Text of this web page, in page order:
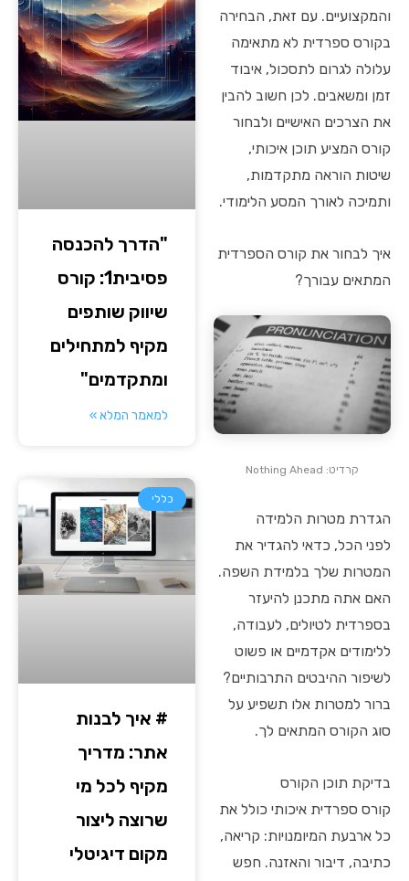
והמקצועיים. עם זאת, הבחירה
בקורס ספרדית לא מתאימה
עלולה לגרום לתסכול, איבוד
זמן ומשאבים. לכן חשוב להבין
את הצרכים האישיים ולבחור
קורס המציע תוכן איכותי,
שיטות הוראה מתקדמות,
ותמיכה לאורך המסע הלימודי.
איך לבחור את קורס הספרדית
המתאים עבורך?
קרדיט: Nothing Ahead
הגדרת מטרות הלמידה
לפני הכל, כדאי להגדיר את
המטרות שלך בלמידת השפה.
האם אתה מתכנן להיעזר
בספרדית לטיולים, לעבודה,
ללימודים אקדמיים או פשוט
לשיפור ההיבטים התרבותיים?
ברור למטרות אלו תשפיע על
סוג הקורס המתאים לך.
בדיקת תוכן הקורס
קורס ספרדית איכותי כולל את
כל ארבעת המיומנויות: קריאה,
כתיבה, דיבור והאזנה. חפש
"הדרך להכנסה
פסיבית1: קורס
שיווק שותפים
מקיף למתחילים
ומתקדמים"
למאמר המלא »
כללי
# איך לבנות
אתר: מדריך
מקיף לכל מי
שרוצה ליצור
מקום דיגיטלי